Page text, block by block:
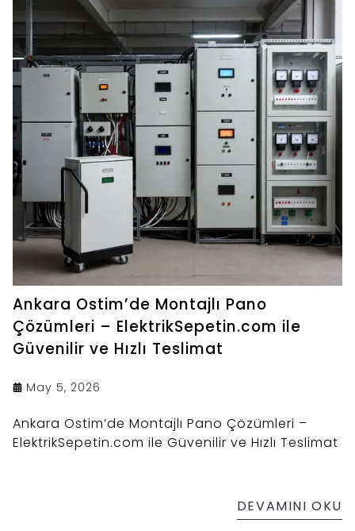
Ankara Ostim’de Montajlı Pano
Çözümleri – ElektrikSepetin.com ile
Güvenilir ve Hızlı Teslimat
May 5, 2026
Ankara Ostim’de Montajlı Pano Çözümleri –
ElektrikSepetin.com ile Güvenilir ve Hızlı Teslimat
DEVAMINI OKU